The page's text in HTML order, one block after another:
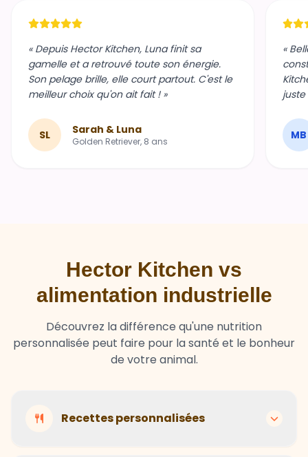
« Depuis Hector Kitchen, Luna finit sa
gamelle et a retrouvé toute son énergie.
Son pelage brille, elle court partout. C'est le
meilleur choix qu'on ait fait ! »
SL Sarah & Luna
Golden Retriever, 8 ans
«
MB
Hector Kitchen vs
alimentation industrielle
Découvrez la différence qu'une nutrition
personnalisée peut faire pour la santé et le bonheur
de votre animal.
Recettes personnalisées